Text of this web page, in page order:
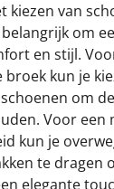
kiezen van
om
en stijl.
broek kun je
om
Voor een
kun je
te dragen
elegante